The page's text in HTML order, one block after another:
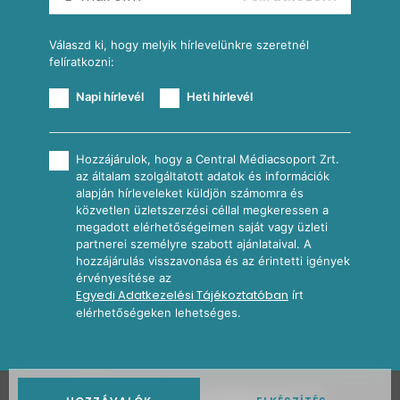
Válaszd ki, hogy melyik hírlevelünkre szeretnél
felíratkozni:
Napi hírlevél Heti hírlevél
Hozzájárulok, hogy a Central Médiacsoport Zrt.
az általam szolgáltatott adatok és információk
alapján hírleveleket küldjön számomra és
közvetlen üzletszerzési céllal megkeressen a
megadott elérhetőségeimen saját vagy üzleti
partnerei személyre szabott ajánlataival. A
hozzájárulás visszavonása és az érintetti igények
érvényesítése az
Egyedi Adatkezelési Tájékoztatóban írt
elérhetőségeken lehetséges.